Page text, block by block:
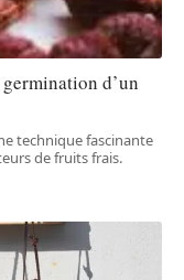
d’un
technique fascinante
de fruits frais.